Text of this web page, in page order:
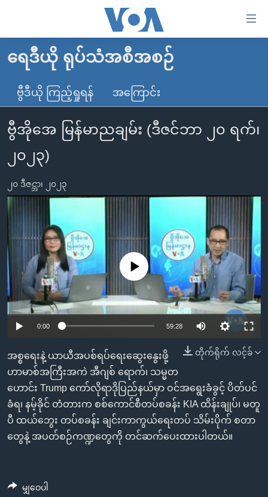
လွယ်ကူ
သည့်
Link
များ
ပင်မ
သို့
ကျော်
ပင်မ
အ
ညွန်း
စာမျက်နှာ
ကြည့်
ရန်
ရှာဖွေ
ရန်
နေရာ
သို့
မူလစာမျက်နှာ
မြန်မာ
ကမ္ဘာ့သတင်းများ
နိုင်ငံတကာ
အမေရိကန်
အစ္စရေး-ပါလက်စတိုင်း
ဗွီဒီယို
သတင်းလွတ်လပ်ခွင့်
ရပ်ဝန်းတခု လမ်းတခု အလွန်
အင်္ဂလိပ်စာလေ့လာမယ်
အမေရိကန်သုံးအီဒီယံ
မကြေးမုံရဲ့ အင်္ဂလိပ်စာ
ရုပ်ရှင်ထဲက အင်္ဂလိပ်စာ
သုတပဒေသာ အင်္ဂလိပ်စာ
အပတ်စဉ်ကဏ္ဍများ
ရေဒီယို
တီဗွီ
ရေဒီယိုနှင့်ရုပ်သံ အချက်အလက်များ
ရေဒီယို/တီဗွီအစီအစဉ်
Learning English
ဗွီအိုအေ လူမှုကွန်ယက်များ
ဘာသာစကားများ
ရေဒီယို ရုပ်သံအစီအစဉ်
ဗွီဒီယို ကြည့်ရှုရန် အကြောင်း
ဗွီအိုအေ မြန်မာညချမ်း (ဒီဇင်ဘာ ၂၀ ရက်၊
၂၀၂၃)
၂၀ ဒီဇင္ဘာ၊ ၂၀၂၃
No media source currently available
0:00 59:28
တိုက်ရိုက် လင့်ခ်
အစ္စရေးနဲ့ ယာယီအပစ်ရပ်ရေးဆွေးနွေးဖို့
ဟာမာစ်အကြီးအကဲ အီဂျစ် ရောက်၊ သမ္မတ
ဟောင်း Trump ကော်လိုရာဒိုပြည်နယ်မှာ ဝင်အရွေးခံခွင့် ပိတ်ပင်
ခံရ၊ နမ့်ခိုင် တံတားက စစ်ကောင်စီတပ်စခန်း KIA ထိန်းချုပ်၊ မတူ
ပီ ထယ်ဘွေး တပ်စခန်း ချင်းကာကွယ်ရေးတပ် သိမ်းပိုက် စတာ
တွေနဲ့ အပတ်စဉ်ကဏ္ဍတွေကို တင်ဆက်ပေးထားပါတယ်။
မျှဝေပါ